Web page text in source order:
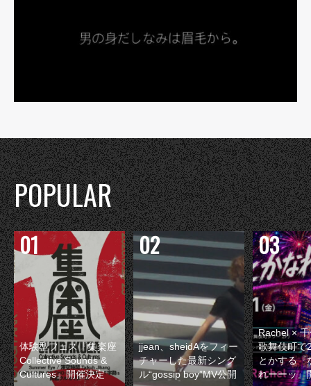
POPULAR
体験型フェス『集楽座
Collective Sounds &
Cultures』開催決定
jjean、sheidAをフィー
チャーした最新シング
ル“gossip boy”MV公開
Rachel ×
歌舞伎町で
とかする『
れーーッ』